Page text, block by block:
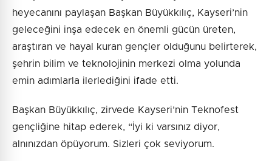
heyecanını paylaşan Başkan Büyükkılıç, Kayseri’nin
geleceğini inşa edecek en önemli gücün üreten,
araştıran ve hayal kuran gençler olduğunu belirterek,
şehrin bilim ve teknolojinin merkezi olma yolunda
emin adımlarla ilerlediğini ifade etti.
Başkan Büyükkılıç, zirvede Kayseri’nin Teknofest
gençliğine hitap ederek, “İyi ki varsınız diyor,
alnınızdan öpüyorum. Sizleri çok seviyorum.